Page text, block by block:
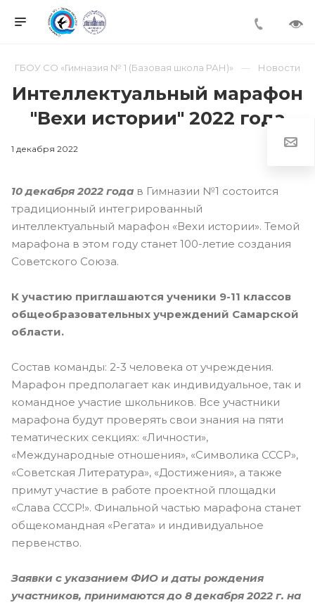
ГБОУ СО «Гимназия № 1 (Базовая школа РАН)» Новости
Интеллектуальный марафон
"Вехи истории" 2022 года
1 декабря 2022
10 декабря 2022 года в Гимназии №1 состоится
традиционный интегрированный
интеллектуальный марафон «Вехи истории». Темой
марафона в этом году станет 100-летие создания
Советского Союза.
К участию приглашаются ученики 9-11 классов
общеобразовательных учреждений Самарской
области.
Состав команды: 2-3 человека от учреждения.
Марафон предполагает как индивидуальное, так и
командное участие школьников. Все участники
марафона будут проверять свои знания на пяти
тематических секциях: «Личности»,
«Международные отношения», «Символика СССР»,
«Советская Литература», «Достижения», а также
примут участие в работе проектной площадки
«Слава СССР!». Финальной частью марафона станет
общекомандная «Регата» и индивидуальное
первенство.
Заявки с указанием ФИО и даты рождения
участников, принимаются до 8 декабря 2022 г. на